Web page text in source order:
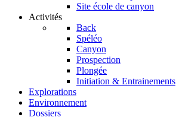
Site école de canyon
Activités
Back
Spéléo
Canyon
Prospection
Plongée
Initiation & Entrainements
Explorations
Environnement
Dossiers